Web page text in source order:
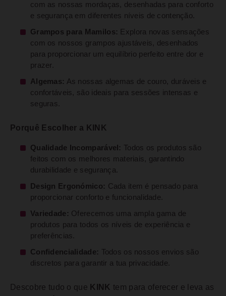
com as nossas mordaças, desenhadas para conforto
e segurança em diferentes níveis de contenção.
Grampos para Mamilos: Explora novas sensações
com os nossos grampos ajustáveis, desenhados
para proporcionar um equilíbrio perfeito entre dor e
prazer.
Algemas: As nossas algemas de couro, duráveis e
confortáveis, são ideais para sessões intensas e
seguras.
Porquê Escolher a KINK
Qualidade Incomparável: Todos os produtos são
feitos com os melhores materiais, garantindo
durabilidade e segurança.
Design Ergonómico: Cada item é pensado para
proporcionar conforto e funcionalidade.
Variedade: Oferecemos uma ampla gama de
produtos para todos os níveis de experiência e
preferências.
Confidencialidade: Todos os nossos envios são
discretos para garantir a tua privacidade.
Descobre tudo o que KINK tem para oferecer e leva as